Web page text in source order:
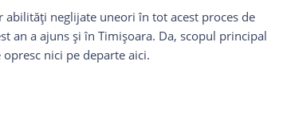
neglijate uneori în tot acest proces de
an a ajuns şi în Timişoara. Da, scopul principal
nici pe departe aici.